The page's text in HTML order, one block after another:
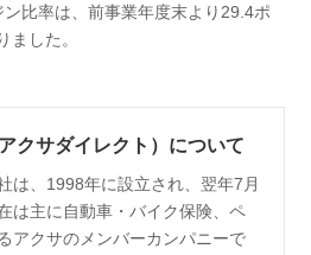
比率は、前事業年度末より29.4ポ
ました。
クサダイレクト）について
は、1998年に設立され、翌年7月
は主に自動車・バイク保険、ペ
アクサのメンバーカンパニーで